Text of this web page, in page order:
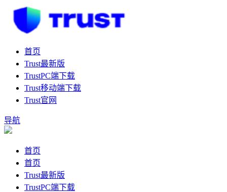
首页
Trust最新版
TrustPC端下载
Trust移动端下载
Trust官网
导航
首页
首页
Trust最新版
TrustPC端下载